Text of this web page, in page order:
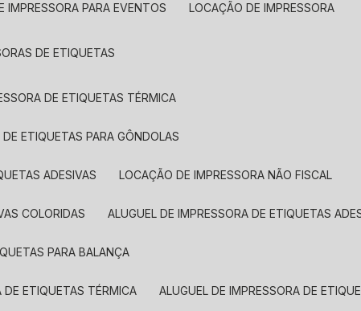
IMPRESSORA PARA EVENTOS LOCAÇÃO DE IMPRESSORA
DE ETIQUETAS
DE ETIQUETAS TÉRMICA
DE ETIQUETAS PARA GÔNDOLAS
ADESIVAS LOCAÇÃO DE IMPRESSORA NÃO FISCAL
COLORIDAS ALUGUEL DE IMPRESSORA DE ETIQUETAS
PARA BALANÇA
DE ETIQUETAS TÉRMICA ALUGUEL DE IMPRESSORA DE